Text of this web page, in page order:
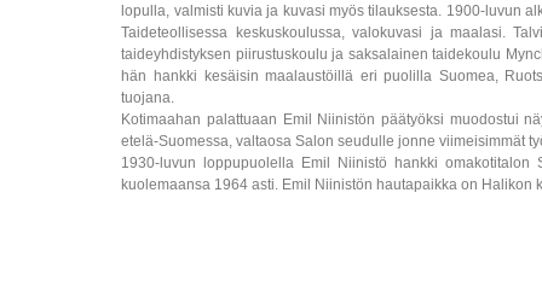
lopulla, valmisti kuvia ja kuvasi myös tilauksesta. 1900-luvun
Taideteollisessa keskuskoulussa, valokuvasi ja maalasi.
taideyhdistyksen piirustuskoulu ja saksalainen taidekoulu
hän hankki kesäisin maalaustöillä eri puolilla Suomea,
tuojana.
Kotimaahan palattuaan Emil Niinistön päätyöksi muodostui
etelä-Suomessa, valtaosa Salon seudulle jonne viimeisimmät
1930-luvun loppupuolella Emil Niinistö hankki
kuolemaansa 1964 asti. Emil Niinistön hautapaikka on Halikon